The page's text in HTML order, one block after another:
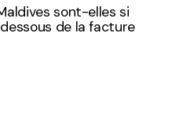
sont-elles si
de la facture